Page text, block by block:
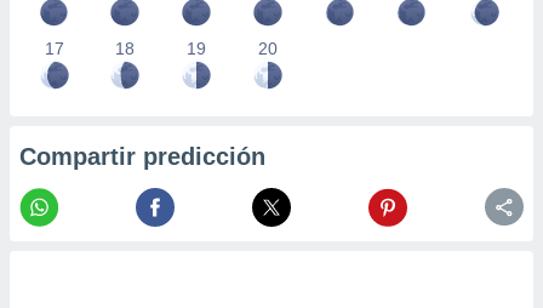
17 18 19 20
Compartir predicción